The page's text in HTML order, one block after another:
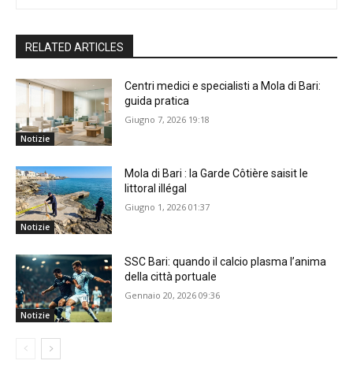
RELATED ARTICLES
Notizie
Centri medici e specialisti a Mola di Bari:
guida pratica
Giugno 7, 2026 19:18
Notizie
Mola di Bari : la Garde Côtière saisit le
littoral illégal
Giugno 1, 2026 01:37
Notizie
SSC Bari: quando il calcio plasma l’anima
della città portuale
Gennaio 20, 2026 09:36